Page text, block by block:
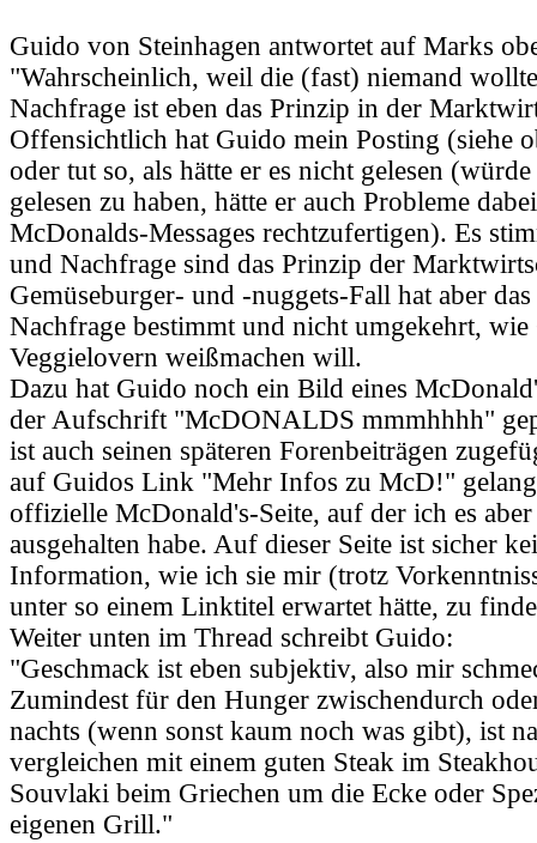
Guido von Steinhagen antwortet auf Marks
"Wahrscheinlich, weil die (fast) niemand
Nachfrage ist eben das Prinzip in der
Offensichtlich hat Guido mein Posting (siehe
oder tut so, als hätte er es nicht gelesen
gelesen zu haben, hätte er auch Probleme
McDonalds-Messages rechtzufertigen). Es
und Nachfrage sind das Prinzip der
Gemüseburger- und -nuggets-Fall hat aber
Nachfrage bestimmt und nicht umgekehrt,
Veggielovern weißmachen will.
Dazu hat Guido noch ein Bild eines
der Aufschrift "McDONALDS mmmhhhh"
ist auch seinen späteren Forenbeiträgen
auf Guidos Link "Mehr Infos zu McD!"
offizielle McDonald's-Seite, auf der ich es
ausgehalten habe. Auf dieser Seite ist sicher
Information, wie ich sie mir (trotz
unter so einem Linktitel erwartet hätte, zu
Weiter unten im Thread schreibt Guido:
"Geschmack ist eben subjektiv, also mir
Zumindest für den Hunger zwischendurch
nachts (wenn sonst kaum noch was gibt), ist
vergleichen mit einem guten Steak im
Souvlaki beim Griechen um die Ecke oder
eigenen Grill."